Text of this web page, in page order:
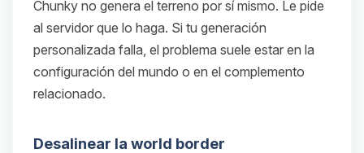
Chunky no genera el terreno por sí mismo. Le pide
al servidor que lo haga. Si tu generación
personalizada falla, el problema suele estar en la
configuración del mundo o en el complemento
relacionado.
Desalinear la world border